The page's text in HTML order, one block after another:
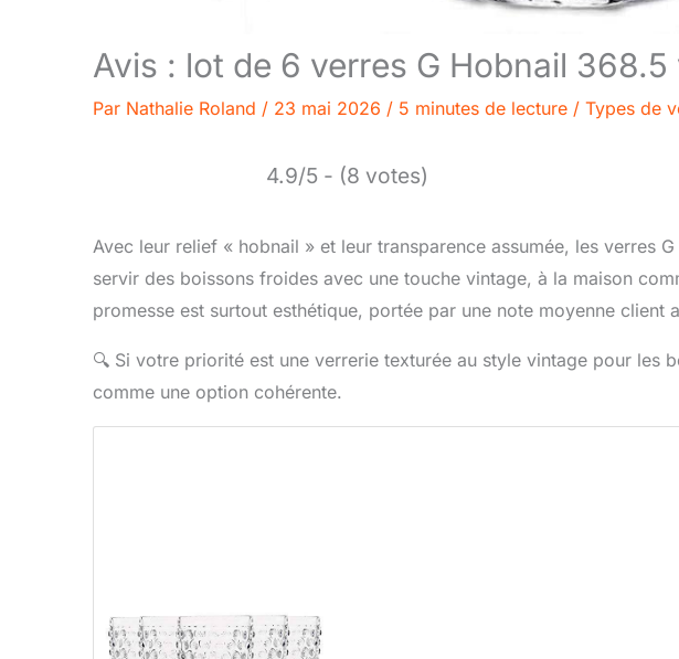
Avis : lot de 6 verres G Hobnail 368.5
Par Nathalie Roland / 23 mai 2026 / 5 minutes de lecture / Types de
4.9/5 - (8 votes)
Avec leur relief « hobnail » et leur transparence assumée, les verres
servir des boissons froides avec une touche vintage, à la maison
promesse est surtout esthétique, portée par une note moyenne client
🔍 Si votre priorité est une verrerie texturée au style vintage pour les
comme une option cohérente.